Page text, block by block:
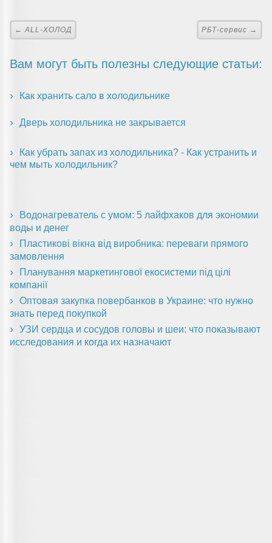
← ALL-ХОЛОД РБТ-сервис →
Вам могут быть полезны следующие статьи:
Как хранить сало в холодильнике
Дверь холодильника не закрывается
Как убрать запах из холодильника? - Как устранить и
чем мыть холодильник?
Водонагреватель с умом: 5 лайфхаков для экономии
воды и денег
Пластикові вікна від виробника: переваги прямого
замовлення
Планування маркетингової екосистеми під цілі
компанії
Оптовая закупка повербанков в Украине: что нужно
знать перед покупкой
УЗИ сердца и сосудов головы и шеи: что показывают
исследования и когда их назначают